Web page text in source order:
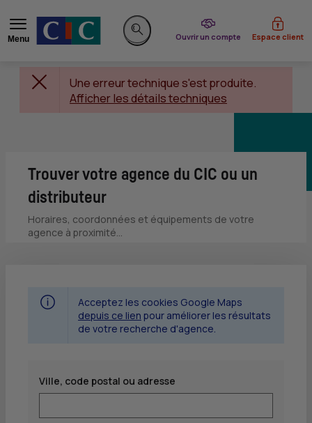
Menu
Rechercher sur le site
Ouvrir un compte
du CIC Espace client
Une erreur technique s'est produite.
Afficher les détails techniques
Trouver votre agence du CIC ou un
distributeur
Horaires, coordonnées et équipements de votre
agence à proximité...
Acceptez les cookies Google Maps
depuis ce lien pour améliorer les résultats
de votre recherche d'agence.
Ville, code postal ou adresse